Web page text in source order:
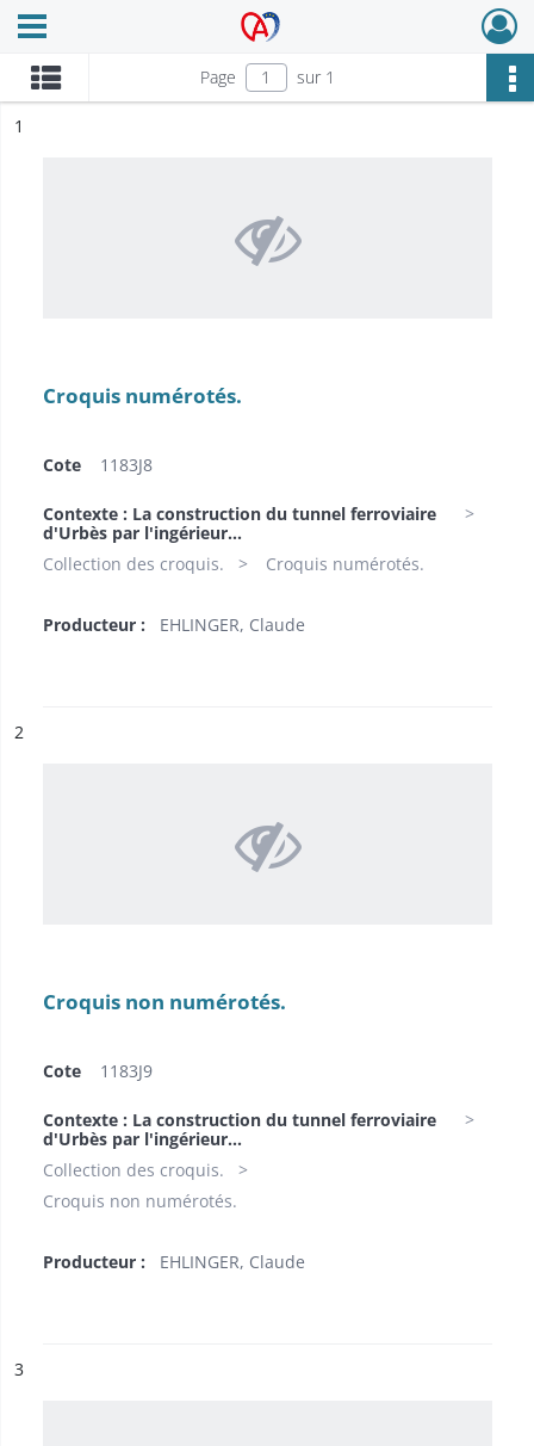
Archives Alsace - Colmar
Ouvrir le menu déroulant
Page sur 1
n°
1
Croquis numérotés.
Cote 1183J8
Contexte : La construction du tunnel ferroviaire
d'Urbès par l'ingérieur...
Collection des croquis.
Croquis numérotés.
Producteur : EHLINGER, Claude
n°
2
Croquis non numérotés.
Cote 1183J9
Contexte : La construction du tunnel ferroviaire
d'Urbès par l'ingérieur...
Collection des croquis.
Croquis non numérotés.
Producteur : EHLINGER, Claude
n°
3